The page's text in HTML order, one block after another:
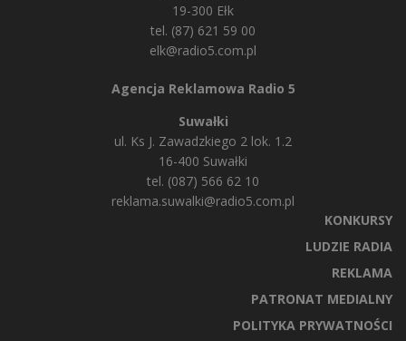
19-300 Ełk
tel. (87) 621 59 00
elk@radio5.com.pl
Agencja Reklamowa Radio 5
Suwałki
ul. Ks J. Zawadzkiego 2 lok. 1.2
16-400 Suwałki
tel. (087) 566 62 10
reklama.suwalki@radio5.com.pl
KONKURSY
LUDZIE RADIA
REKLAMA
PATRONAT MEDIALNY
POLITYKA PRYWATNOŚCI